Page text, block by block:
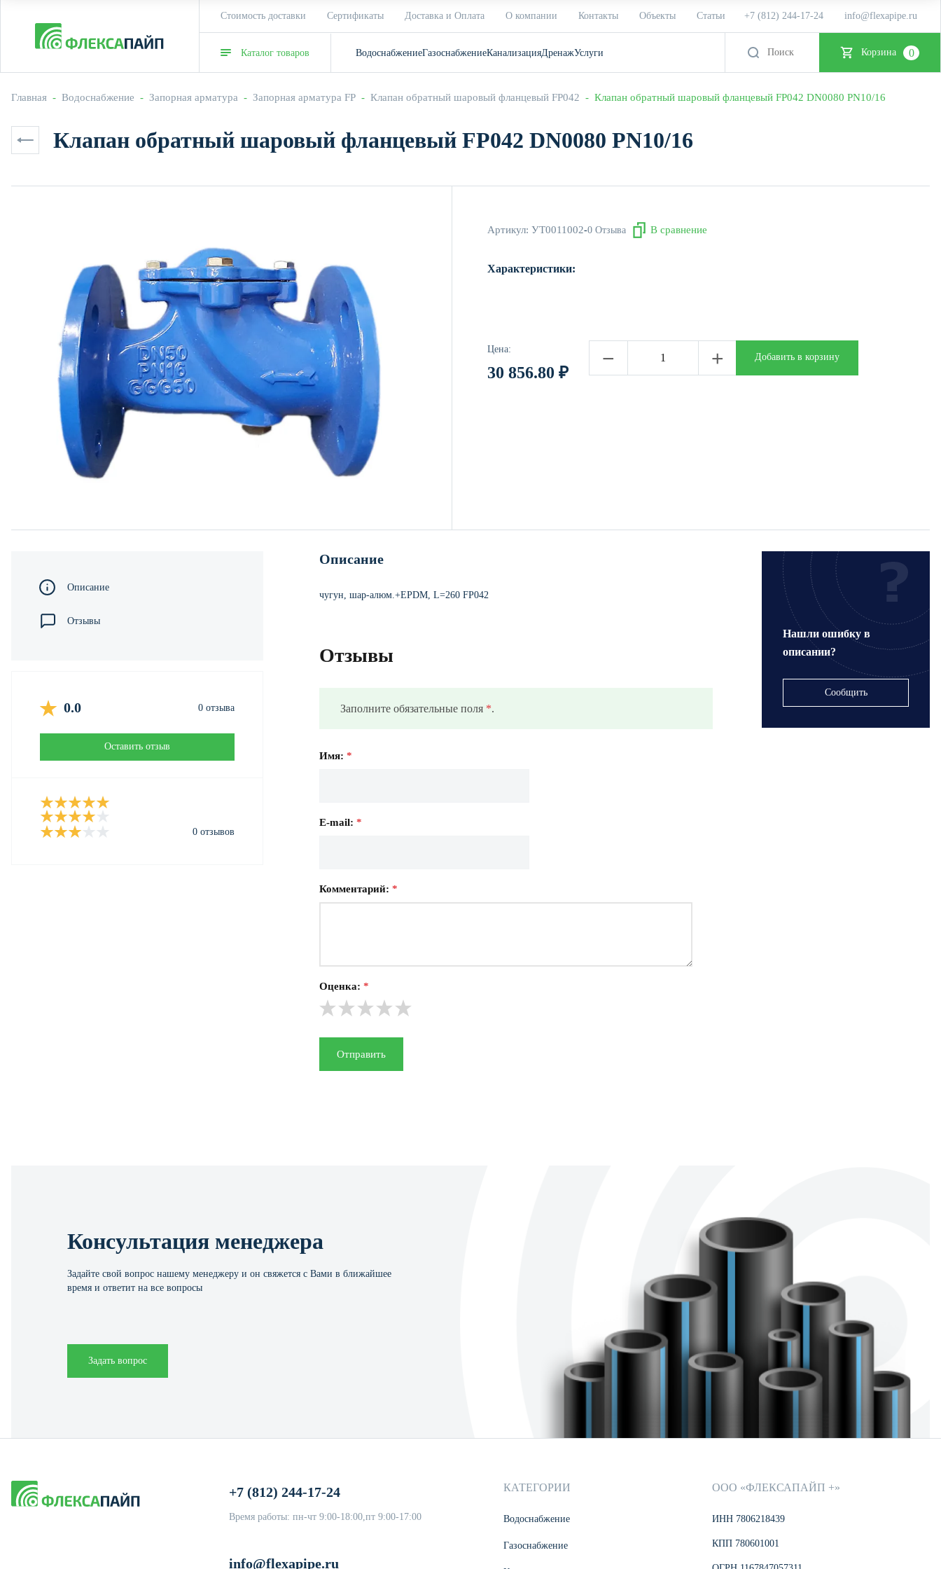
Стоимость доставки Сертификаты Доставка и Оплата О компании Контакты Объекты Статьи +7 (812) 244-17-24 info@flexapipe.ru
Каталог товаров ВодоснабжениеГазоснабжениеКанализацияДренажУслуги Корзина 0
Главная - Водоснабжение - Запорная арматура - Запорная арматура FP - Клапан обратный шаровый фланцевый FP042 -  Клапан обратный шаровый фланцевый FP042 DN0080 PN10/16
Клапан обратный шаровый фланцевый FP042 DN0080 PN10/16
Артикул: УТ0011002-0 Отзыва В сравнение
Характеристики:
Цена:
30 856.80 ₽
− + Добавить в корзину
Описание
Отзывы
0.0 0 отзыва
Оставить отзыв
0 отзывов
Описание
чугун, шар-алюм.+EPDM, L=260 FP042
Отзывы
Заполните обязательные поля *.
Имя: *
E-mail: *
Комментарий: *
Оценка: *
Отправить
Нашли ошибку в
описании?
Сообщить
Консультация менеджера
Задайте свой вопрос нашему менеджеру и он свяжется с Вами в ближайшее
время и ответит на все вопросы
Задать вопрос
+7 (812) 244-17-24
Время работы: пн-чт 9:00-18:00,пт 9:00-17:00
info@flexapipe.ru
КАТЕГОРИИ
Водоснабжение
Газоснабжение
ООО «ФЛЕКСАПАЙП +»
ИНН 7806218439
КПП 780601001